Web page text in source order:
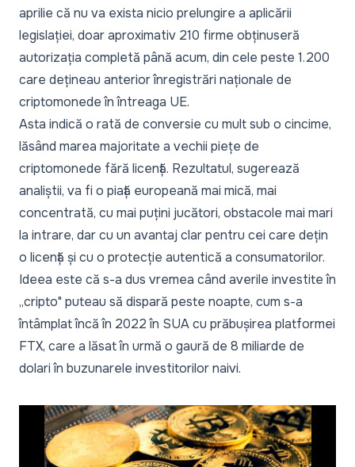
aprilie că nu va exista nicio prelungire a aplicării
legislației, doar aproximativ 210 firme obținuseră
autorizația completă până acum, din cele peste 1.200
care dețineau anterior înregistrări naționale de
criptomonede în întreaga UE.
Asta indică o rată de conversie cu mult sub o cincime,
lăsând marea majoritate a vechii piețe de
criptomonede fără licență. Rezultatul, sugerează
analiștii, va fi o piață europeană mai mică, mai
concentrată, cu mai puțini jucători, obstacole mai mari
la intrare, dar cu un avantaj clar pentru cei care dețin
o licență și cu o protecție autentică a consumatorilor.
Ideea este că s-a dus vremea când averile investite în
„cripto" puteau să dispară peste noapte, cum s-a
întâmplat încă în 2022 în SUA cu prăbușirea platformei
FTX, care a lăsat în urmă o gaură de 8 miliarde de
dolari în buzunarele investitorilor naivi.